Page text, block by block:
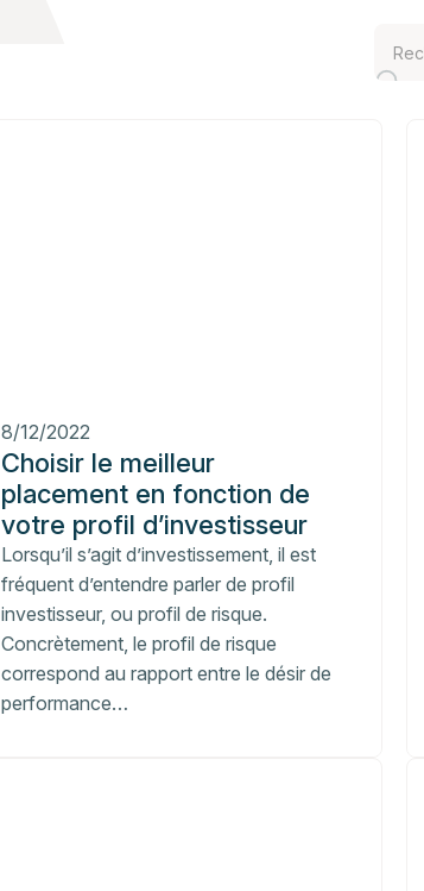
8/12/2022
Choisir le meilleur
placement en fonction de
votre profil d’investisseur
Lorsqu’il s’agit d’investissement, il est
fréquent d’entendre parler de profil
investisseur, ou profil de risque.
Concrètement, le profil de risque
correspond au rapport entre le désir de
performance…